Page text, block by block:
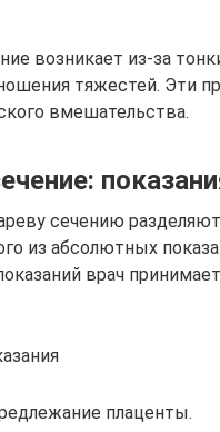
возникает из-за
тяжестей. Эти
вмешательства.
сечению
из абсолютных
врач
плаценты.